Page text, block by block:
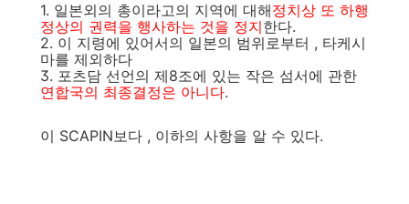
1. 일본외의 총이라고의 지역에 대해정치상 또 하행
정상의 권력을 행사하는 것을 정지한다.
2. 이 지령에 있어서의 일본의 범위로부터 , 타케시
마를 제외하다
3. 포츠담 선언의 제8조에 있는 작은 섬서에 관한
연합국의 최종결정은 아니다.
이 SCAPIN보다 , 이하의 사항을 알 수 있다.